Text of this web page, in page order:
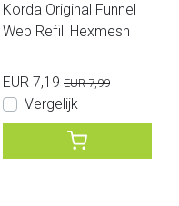
Korda Original Funnel
Web Refill Hexmesh
EUR 7,19 EUR 7,99
Vergelijk